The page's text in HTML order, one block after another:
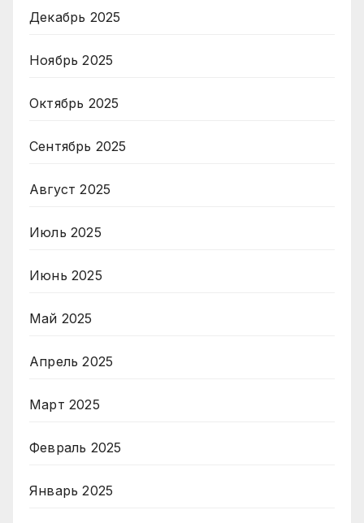
Декабрь 2025
Ноябрь 2025
Октябрь 2025
Сентябрь 2025
Август 2025
Июль 2025
Июнь 2025
Май 2025
Апрель 2025
Март 2025
Февраль 2025
Январь 2025